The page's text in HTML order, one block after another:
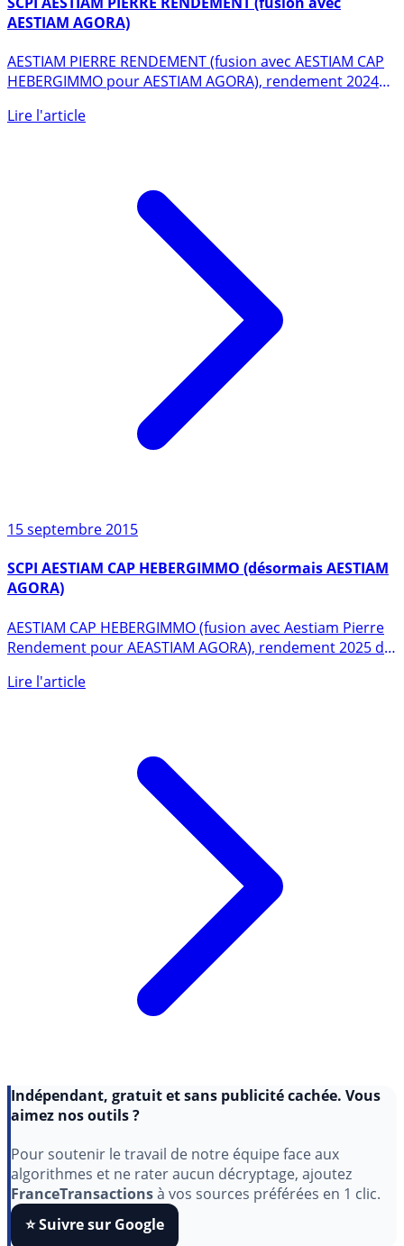
SCPI AESTIAM PIERRE RENDEMENT (fusion avec
AESTIAM AGORA)
AESTIAM PIERRE RENDEMENT (fusion avec AESTIAM CAP
HEBERGIMMO pour AESTIAM AGORA), rendement 2024
de 4.49% brut (...)
Lire l'article
15 septembre 2015
SCPI AESTIAM CAP HEBERGIMMO (désormais AESTIAM
AGORA)
AESTIAM CAP HEBERGIMMO (fusion avec Aestiam Pierre
Rendement pour AEASTIAM AGORA), rendement 2025 de
4.50% brut (...)
Lire l'article
Indépendant, gratuit et sans publicité cachée. Vous
aimez nos outils ?
Pour soutenir le travail de notre équipe face aux
algorithmes et ne rater aucun décryptage, ajoutez
FranceTransactionsà vos sources préférées en 1 clic.
⭐️ Suivre sur Google